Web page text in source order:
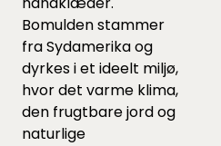
Bomulden stammer
fra Sydamerika og
dyrkes i et ideelt miljø,
hvor det varme klima,
den frugtbare jord og
naturlige